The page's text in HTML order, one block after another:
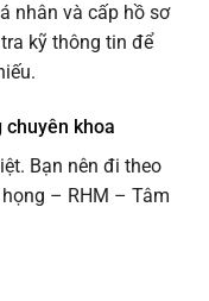
nhân và cấp hồ sơ
kỹ thông tin để
chuyên khoa
Bạn nên đi theo
– RHM – Tâm